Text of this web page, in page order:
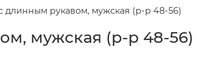
длинным рукавом, мужская (р-р 48-56)
мужская (р-р 48-56)